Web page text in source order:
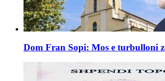
Dom Fran Sopi: Mos e turbulloni